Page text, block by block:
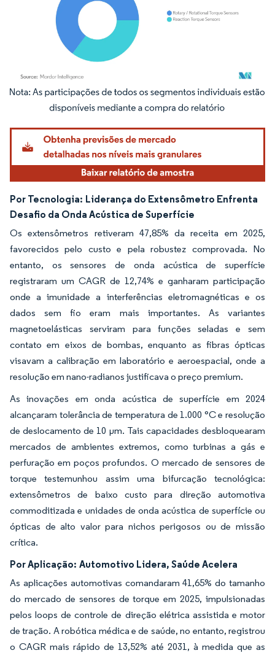
Imagem © Mordor Intelligence. O reuso requer atribuição conforme CC BY 4.0.
Por Tecnologia: Liderança do Extensômetro Enfrenta
Desafio da Onda Acústica de Superfície
Os extensômetros retiveram 47,85% da receita em 2025,
favorecidos pelo custo e pela robustez comprovada. No
entanto, os sensores de onda acústica de superfície
registraram um CAGR de 12,74% e ganharam participação
onde a imunidade a interferências eletromagnéticas e os
dados sem fio eram mais importantes. As variantes
magnetoelásticas serviram para funções seladas e sem
contato em eixos de bombas, enquanto as fibras ópticas
visavam a calibração em laboratório e aeroespacial, onde a
resolução em nano-radianos justificava o preço premium.
As inovações em onda acústica de superfície em 2024
alcançaram tolerância de temperatura de 1.000 °C e resolução
de deslocamento de 10 µm. Tais capacidades desbloquearam
mercados de ambientes extremos, como turbinas a gás e
perfuração em poços profundos. O mercado de sensores de
torque testemunhou assim uma bifurcação tecnológica:
extensômetros de baixo custo para direção automotiva
commoditizada e unidades de onda acústica de superfície ou
ópticas de alto valor para nichos perigosos ou de missão
crítica.
Por Aplicação: Automotivo Lidera, Saúde Acelera
As aplicações automotivas comandaram 41,65% do tamanho
do mercado de sensores de torque em 2025, impulsionadas
pelos loops de controle de direção elétrica assistida e motor
de tração. A robótica médica e de saúde, no entanto, registrou
o CAGR mais rápido de 13,52% até 2031, à medida que as